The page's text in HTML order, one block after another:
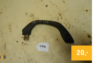
20,-